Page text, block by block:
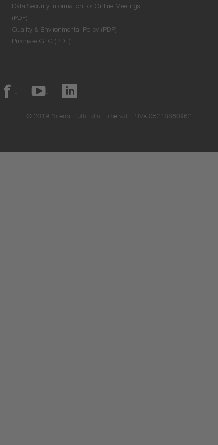
Data Security Information for Online Meetings
(PDF)
Quality & Environmental Policy (PDF)
Purchase GTC (PDF)
© 2019 Niterra. Tutti i diritti riservati. P.IVA 05218860962